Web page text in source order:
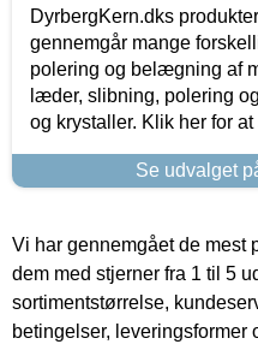
DyrbergKern.dks
gennemgår mange
polering og belægning af
læder, slibning, polering
og krystaller. Klik her for
Se udvalget
Vi har gennemgået de
dem med stjerner fra 1 til 5
sortimentstørrelse,
betingelser, leveringsformer